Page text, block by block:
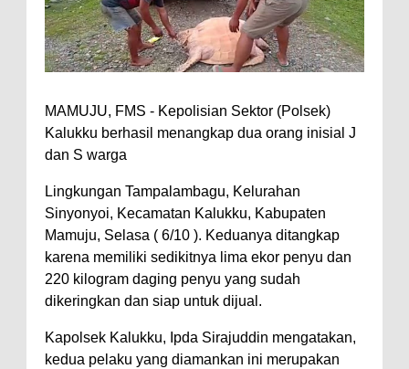
MAMUJU, FMS - Kepolisian Sektor (Polsek)
Kalukku berhasil menangkap dua orang inisial J
dan S warga
Lingkungan Tampalambagu, Kelurahan
Sinyonyoi, Kecamatan Kalukku, Kabupaten
Mamuju, Selasa ( 6/10 ). Keduanya ditangkap
karena memiliki sedikitnya lima ekor penyu dan
220 kilogram daging penyu yang sudah
dikeringkan dan siap untuk dijual.
Kapolsek Kalukku, Ipda Sirajuddin mengatakan,
kedua pelaku yang diamankan ini merupakan